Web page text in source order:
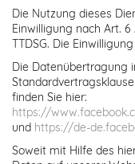
Die Nutzung dieses
Einwilligung nach Art. 6
TTDSG. Die
Die Datenübertragung
finden Sie hier:
https://
und https://de-
Soweit mit Hilfe des